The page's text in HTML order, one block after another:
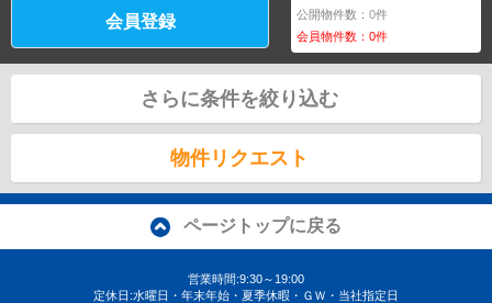
会員登録 公開物件数：0件
会員物件数：0件
さらに条件を絞り込む
物件リクエスト
ページトップに戻る
営業時間:9:30～19:00
定休日:水曜日・年末年始・夏季休暇・ＧＷ・当社指定日